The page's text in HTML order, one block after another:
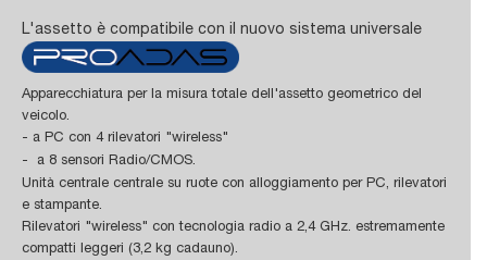
L'assetto è compatibile con il nuovo sistema universale
Apparecchiatura per la misura totale dell'assetto geometrico del
veicolo.
- a PC con 4 rilevatori "wireless"
-
a 8 sensori Radio/CMOS.
Unità centrale centrale su ruote con alloggiamento per PC, rilevatori
e stampante.
Rilevatori "wireless" con tecnologia radio a 2,4 GHz. estremamente
compatti leggeri (3,2 kg cadauno).